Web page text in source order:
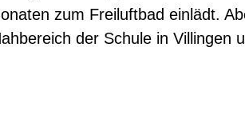
zum Freiluftbad einlädt.
der Schule in Villingen